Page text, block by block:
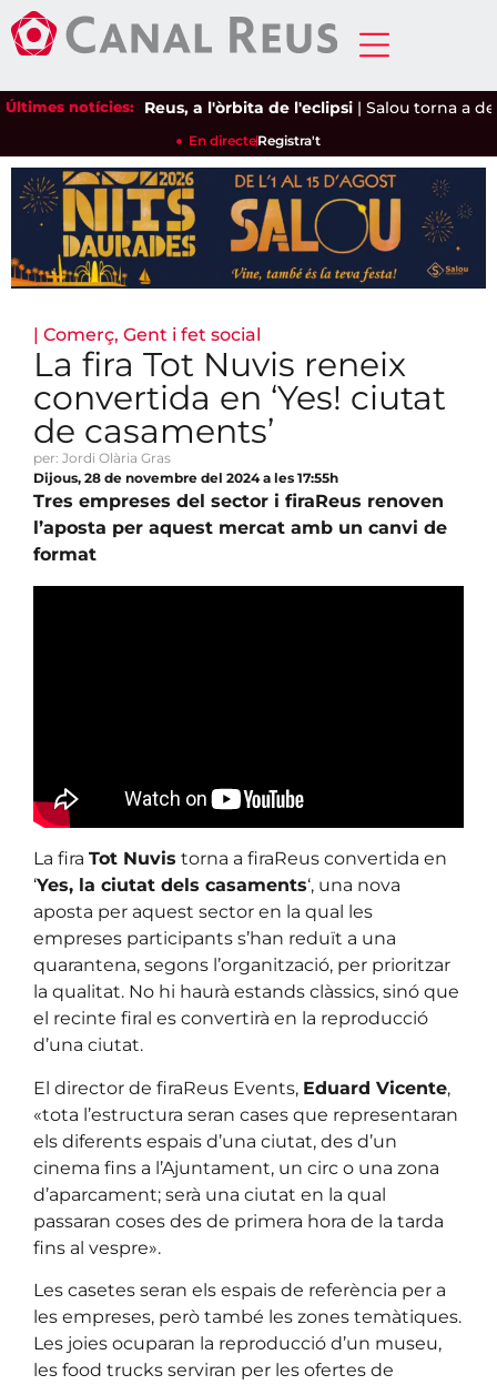
Últimes notícies:Reus, a l'òrbita de l'eclipsi|Salou torna a
En directeRegistra't
| Comerç, Gent i fet social
La fira Tot Nuvis reneix
convertida en ‘Yes! ciutat
de casaments’
per: Jordi Olària Gras
Dijous, 28 de novembre del 2024 a les 17:55h
Tres empreses del sector i firaReus renoven
l’aposta per aquest mercat amb un canvi de
format
La fira Tot Nuvis torna a firaReus convertida en
‘Yes, la ciutat dels casaments‘, una nova
aposta per aquest sector en la qual les
empreses participants s’han reduït a una
quarantena, segons l’organització, per prioritzar
la qualitat. No hi haurà estands clàssics, sinó que
el recinte firal es convertirà en la reproducció
d’una ciutat.
El director de firaReus Events, Eduard Vicente,
«tota l’estructura seran cases que representaran
els diferents espais d’una ciutat, des d’un
cinema fins a l’Ajuntament, un circ o una zona
d’aparcament; serà una ciutat en la qual
passaran coses des de primera hora de la tarda
fins al vespre».
Les casetes seran els espais de referència per a
les empreses, però també les zones temàtiques.
Les joies ocuparan la reproducció d’un museu,
les food trucks serviran per les ofertes de